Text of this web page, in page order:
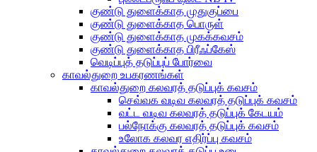
குண்டு துளைக்காத முதுகுப்பை
குண்டு துளைக்காத பொருள்
குண்டு துளைக்காத முகக்கவசம்
குண்டு துளைக்காத பிரீஃப்கேஸ்
வெடிப்புத் தடுப்புப் போர்வை
காவல்துறை உபகரணங்கள்
காவல்துறை கலவரத் தடுப்புக் கவசம்
செவ்வக வடிவ கலவரத் தடுப்புக் கவசம்
வட்ட வடிவ கலவரத் தடுப்புக் கேடயம்
பல்நோக்கு கலவரத் தடுப்புக் கவசம்
உலோக கலவர எதிர்ப்பு கவசம்